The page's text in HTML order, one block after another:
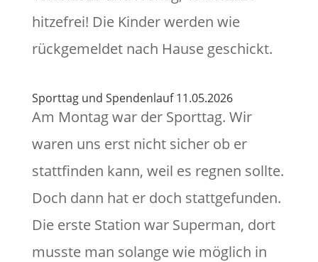
hitzefrei! Die Kinder werden wie
rückgemeldet nach Hause geschickt.
Sporttag und Spendenlauf 11.05.2026
Am Montag war der Sporttag. Wir
waren uns erst nicht sicher ob er
stattfinden kann, weil es regnen sollte.
Doch dann hat er doch stattgefunden.
Die erste Station war Superman, dort
musste man solange wie möglich in